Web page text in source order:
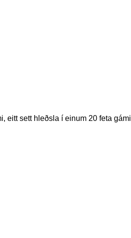
eitt sett hleðsla í einum 20 feta gámi